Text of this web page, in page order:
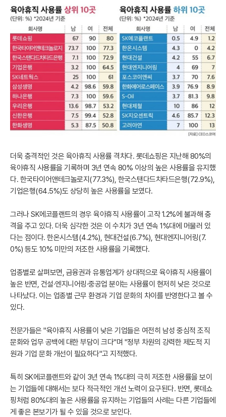
더욱 충격적인 것은 육아휴직 사용률 격차다. 롯데쇼핑은 지난해 80%의
육아휴직 사용률을 기록하며 3년 연속 80% 이상의 높은 사용률을 유지했
다. 한국타이어앤테크놀로지(77.3%), 한국스탠다드차타드은행(72.9%),
기업은행(64.5%)도 상당히 높은 사용률을 보였다.
그러나 SK에코플랜트의 경우 육아휴직 사용률이 고작 1.2%에 불과해 충
격을 주고 있다. 더욱 심각한 것은 이 수치가 3년 연속 1%대에 머물러 있
다는 점이다. 한온시스템(4.2%), 현대건설(6.7%), 현대엔지니어링(7.
0%) 등도 10% 미만의 저조한 사용률을 기록했다.
업종별로 살펴보면, 금융권과 유통업계가 상대적으로 육아휴직 사용률이
높은 반면, 건설·엔지니어링·중공업 분야는 사용률이 현저히 낮은 것으로
나타났다. 이는 업종별 근무 환경과 기업 문화의 차이를 반영한다고 볼 수
있다.
전문가들은 "육아휴직 사용률이 낮은 기업들은 여전히 남성 중심적 조직
문화와 업무 공백에 대한 부담이 크다"며 "정부 차원의 강력한 제도적 지
원과 기업 문화 개선이 필요하다"고 지적했다.
특히 SK에코플랜트와 같이 3년 연속 1%대의 극히 저조한 사용률을 보이
는 기업들에 대해서는 보다 적극적인 개선 노력이 요구된다. 반면, 롯데쇼
핑처럼 80%대의 높은 사용률을 유지하는 기업들의 사례는 다른 기업들에
게 좋은 본보기가 될 수 있을 것으로 보인다.